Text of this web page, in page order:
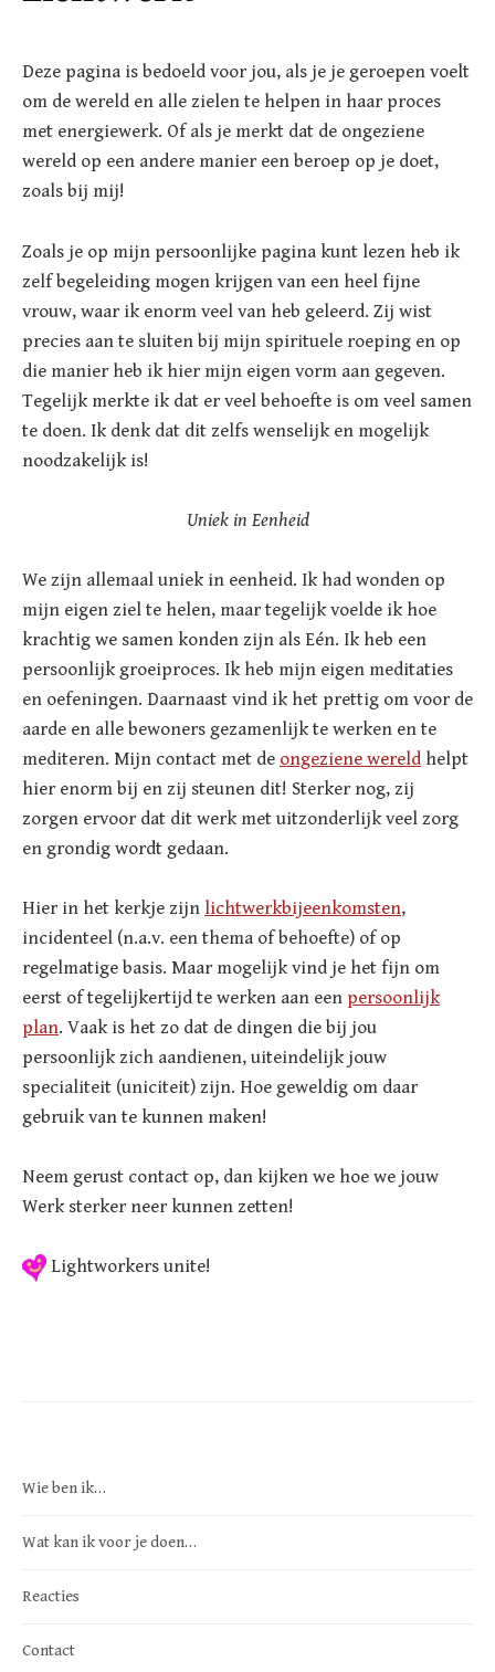
Deze pagina is bedoeld voor jou, als je je geroepen voelt
om de wereld en alle zielen te helpen in haar proces
met energiewerk. Of als je merkt dat de ongeziene
wereld op een andere manier een beroep op je doet,
zoals bij mij!
Zoals je op mijn persoonlijke pagina kunt lezen heb ik
zelf begeleiding mogen krijgen van een heel fijne
vrouw, waar ik enorm veel van heb geleerd. Zij wist
precies aan te sluiten bij mijn spirituele roeping en op
die manier heb ik hier mijn eigen vorm aan gegeven.
Tegelijk merkte ik dat er veel behoefte is om veel samen
te doen. Ik denk dat dit zelfs wenselijk en mogelijk
noodzakelijk is!
Uniek in Eenheid
We zijn allemaal uniek in eenheid. Ik had wonden op
mijn eigen ziel te helen, maar tegelijk voelde ik hoe
krachtig we samen konden zijn als Eén. Ik heb een
persoonlijk groeiproces. Ik heb mijn eigen meditaties
en oefeningen. Daarnaast vind ik het prettig om voor de
aarde en alle bewoners gezamenlijk te werken en te
mediteren. Mijn contact met de ongeziene wereld helpt
hier enorm bij en zij steunen dit! Sterker nog, zij
zorgen ervoor dat dit werk met uitzonderlijk veel zorg
en grondig wordt gedaan.
Hier in het kerkje zijn lichtwerkbijeenkomsten,
incidenteel (n.a.v. een thema of behoefte) of op
regelmatige basis. Maar mogelijk vind je het fijn om
eerst of tegelijkertijd te werken aan een persoonlijk
plan. Vaak is het zo dat de dingen die bij jou
persoonlijk zich aandienen, uiteindelijk jouw
specialiteit (uniciteit) zijn. Hoe geweldig om daar
gebruik van te kunnen maken!
Neem gerust contact op, dan kijken we hoe we jouw
Werk sterker neer kunnen zetten!
Lightworkers unite!
Wie ben ik…
Wat kan ik voor je doen…
Reacties
Contact